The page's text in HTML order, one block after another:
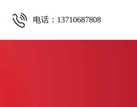
电话：13710687808